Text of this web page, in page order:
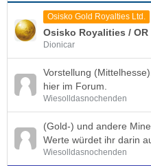
Osisko Gold Royalties Ltd.
Osisko Royalities / OR
Dionicar
Vorstellung
hier im Forum.
Wiesolldasnochenden
(Gold-) und andere
Werte würdet ihr darin
Wiesolldasnochenden